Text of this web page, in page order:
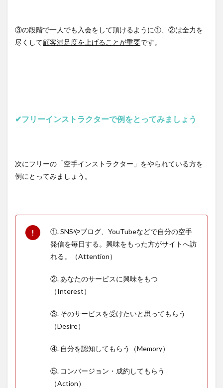
③の段階で一人でも入会をして頂けるように①、②は全力を
尽くして顧客満足度を上げることが重要です。
✔︎フリーインストラクターで例をとってみましょう
次にフリーの「空手インストラクター」をやられている方を
例にとってみましょう。
①. SNSやブログ、YouTubeなどで自分の空手
発信を毎日する。興味をもった方がサイトへ訪
れる。（Attention）
②. あなたのサービスに興味をもつ
（Interest）
③. そのサービスを受けたいと思ってもらう
（Desire）
④. 自分を認知してもらう（Memory）
⑤. コンバージョン・成約してもらう
（Action）